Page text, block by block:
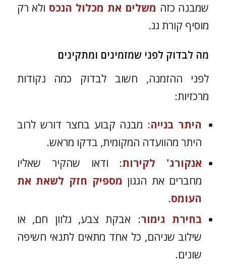
שמבנה כזה משלים את מכלול הנכס ולא רק
מוסיף קורת גג.
מה לבדוק לפני שמזמינים ומתקינים
לפני ההזמנה, חשוב לבדוק כמה נקודות
מרכזיות:
היתר בנייה: מבנה קבוע בחצר דורש לרוב
היתר מהוועדה המקומית, בדקו מראש.
אנקורג' לקירות: ודאו שהקיר שאליו
מחברים את הגגון מספיק חזק לשאת את
העומס.
בחירת גימור: אבקת צבע, גלוון חם, או
שילוב שניהם, כל אחד מתאים לתנאי חשיפה
שונים.